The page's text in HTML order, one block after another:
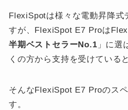
FlexiSpotは様々な電動昇降式
すが、FlexiSpot E7 Proは
半期ベストセラーNo.1 」に選
くの方から支持を受けている
そんなFlexiSpot E7 Proのス
す。